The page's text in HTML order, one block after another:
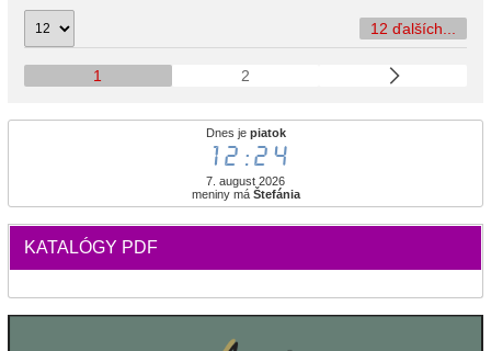
Dnes je piatok
12:24
7. august 2026
meniny má Štefánia
KATALÓGY PDF
12 ďalších...
1 2